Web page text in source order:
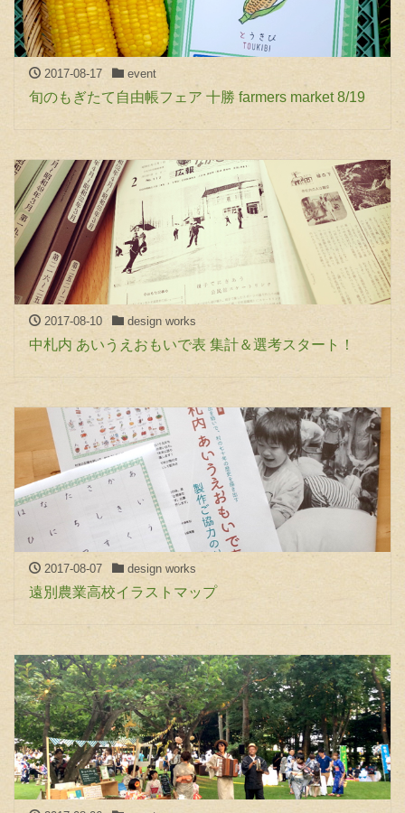
2017-08-17 event
旬のもぎたて自由帳フェア 十勝 farmers market 8/19
2017-08-10 design works
中札内 あいうえおもいで表 集計＆選考スタート！
2017-08-07 design works
遠別農業高校イラストマップ